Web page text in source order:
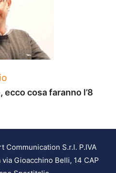
ecco cosa faranno l’8
Communication S.r.l. P.IVA
Gioacchino Belli, 14 CAP